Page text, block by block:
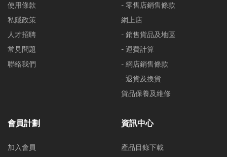
使用條款
私隱政策
人才招聘
常見問題
聯絡我們
- 零售店銷售條款
網上店
- 銷售貨品及地區
- 運費計算
- 網店銷售條款
- 退貨及換貨
貨品保養及維修
會員計劃
加入會員
資訊中心
產品目錄下載